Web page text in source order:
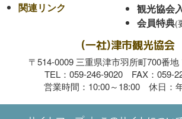
(一社)津市観光協会
〒514-0009 三重県津市羽所町700番
TEL：059-246-9020 FAX：059-
営業時間：10:00～18:00 休日：
関連リンク
観光協会
会員特典